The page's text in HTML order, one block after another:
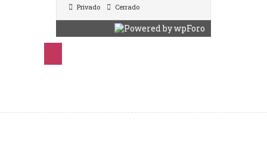
Privado
Cerrado